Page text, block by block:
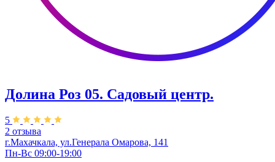
Долина Роз 05. Садовый центр.
5
2 отзыва
г.Махачкала, ул.Генерала Омарова, 141
Пн-Вс 09:00-19:00